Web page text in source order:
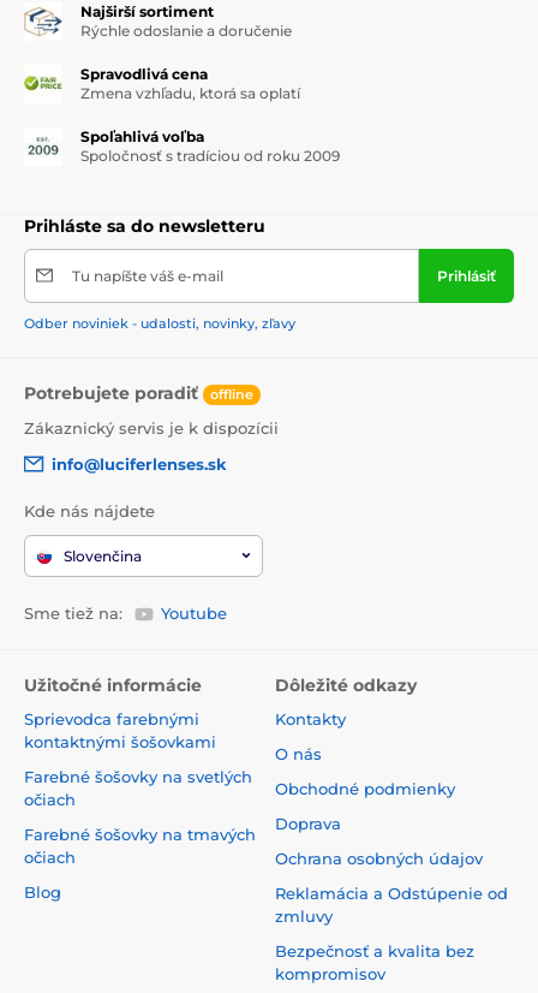
Najširší sortiment
Rýchle odoslanie a doručenie
Spravodlivá cena
Zmena vzhľadu, ktorá sa oplatí
Spoľahlivá voľba
Spoločnosť s tradíciou od roku 2009
Prihláste sa do newsletteru
Tu napíšte váš e-mail Prihlásiť
Odber noviniek - udalosti, novinky, zľavy
Potrebujete poradiť offline
Zákaznický servis je k dispozícii
info@luciferlenses.sk
Kde nás nájdete
Slovenčina
Sme tiež na: Youtube
Užitočné informácie
Sprievodca farebnými
kontaktnými šošovkami
Farebné šošovky na svetlých
očiach
Farebné šošovky na tmavých
očiach
Blog
Dôležité odkazy
Kontakty
O nás
Obchodné podmienky
Doprava
Ochrana osobných údajov
Reklamácia a Odstúpenie od
zmluvy
Bezpečnosť a kvalita bez
kompromisov